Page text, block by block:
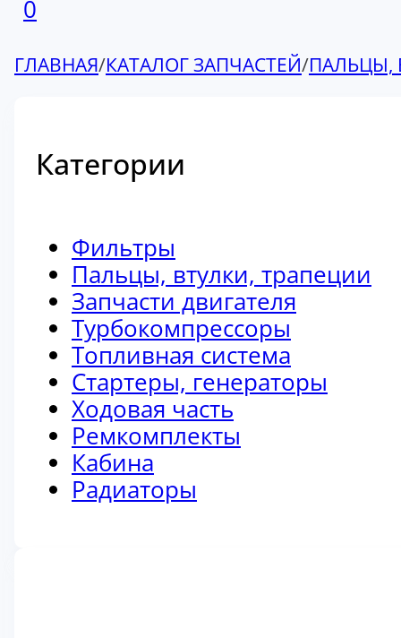
0
ГЛАВНАЯ/КАТАЛОГ ЗАПЧАСТЕЙ/ПАЛЬЦЫ,
Категории
Фильтры
Пальцы, втулки, трапеции
Запчасти двигателя
Турбокомпрессоры
Топливная система
Стартеры, генераторы
Ходовая часть
Ремкомплекты
Кабина
Радиаторы